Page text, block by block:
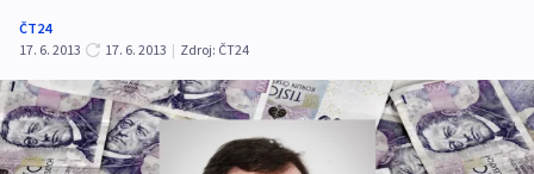
ČT24
17. 6. 2013
17. 6. 2013 | Zdroj: ČT24